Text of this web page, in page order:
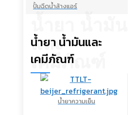
ปั้มฉีดน้ำล้างแอร์
และ
เคมีภัณฑ์
น้ำยา น้ำมันและ
เคมีภัณฑ์
น้ำยาความเย็น